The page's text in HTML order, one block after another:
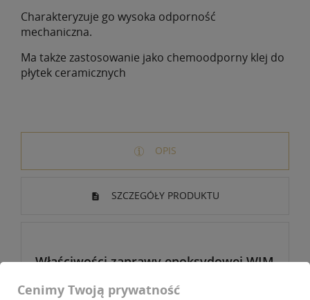
Charakteryzuje go wysoka odporność
mechaniczna.
Ma także zastosowanie jako chemoodporny klej do
płytek ceramicznych
OPIS
SZCZEGÓŁY PRODUKTU
Właściwości zaprawy epoksydowej WIM
Cenimy Twoją prywatność